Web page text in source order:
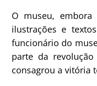
O museu,
ilustrações e
funcionário do
parte da
consagrou a vitória